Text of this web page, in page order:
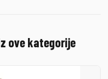
ove kategorije